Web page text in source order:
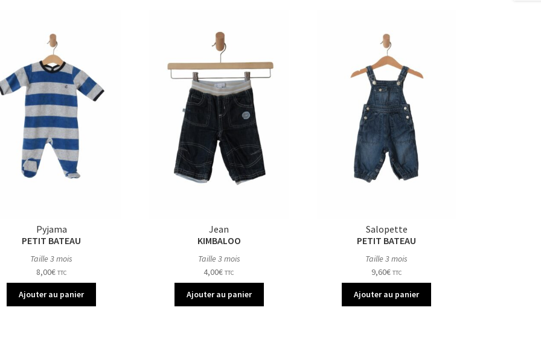
Pyjama
PETIT BATEAU
Taille 3 mois
8,00€ TTC
Ajouter au panier
Jean
KIMBALOO
Taille 3 mois
4,00€ TTC
Ajouter au panier
Salopette
PETIT BATEAU
Taille 3 mois
9,60€ TTC
Ajouter au panier